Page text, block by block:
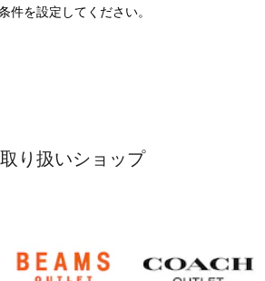
件を設定してください。
り扱いショップ